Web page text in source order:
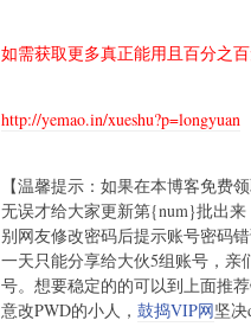
如需获取更多真正能用且百分之
http://yemao.in/xueshu?p=longyuan
【温馨提示：如果在本博客免费
无误才给大家更新第{num}批出
别网友修改密码后提示账号密码
一天只能分享给大伙5组账号，
号。想要稳定的的可以到上面推
意改PWD的小人， 鼓捣VIP网坚决